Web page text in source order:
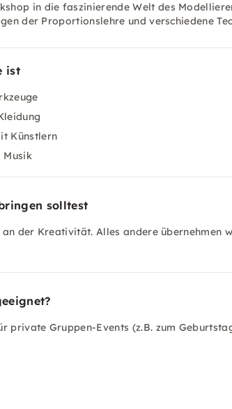
in die faszinierende Welt des
der Proportionslehre und verschiedene
ist
Künstlern
Musik
solltest
der Kreativität. Alles andere übernehmen
private Gruppen-Events (z.B. zum